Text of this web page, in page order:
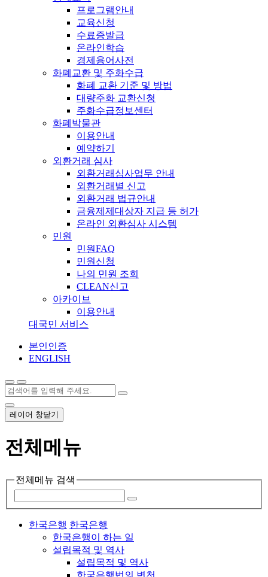
프로그램안내
교육신청
수료증발급
온라인학습
경제용어사전
화폐교환 및 주화수급
화폐 교환 기준 및 방법
대량주화 교환신청
주화수급정보센터
화폐박물관
이용안내
예약하기
외환거래 심사
외환거래심사업무 안내
외환거래별 신고
외환거래 법규안내
금융제제대상자 지급 등 허가
온라인 외환심사 시스템
민원
민원FAQ
민원신청
나의 민원 조회
CLEAN신고
아카이브
이용안내
대국민 서비스
본인인증
ENGLISH
레이어 창닫기
전체메뉴
전체메뉴 검색
한국은행 한국은행
한국은행이 하는 일
설립목적 및 역사
설립목적 및 역사